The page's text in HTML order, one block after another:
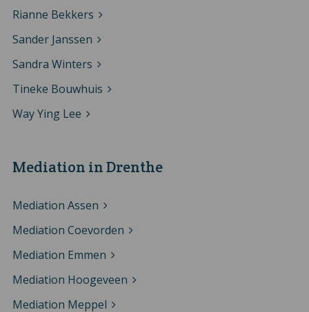
Rianne Bekkers
Sander Janssen
Sandra Winters
Tineke Bouwhuis
Way Ying Lee
Mediation in Drenthe
Mediation Assen
Mediation Coevorden
Mediation Emmen
Mediation Hoogeveen
Mediation Meppel